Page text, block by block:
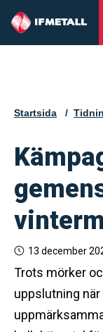
Startsida
13 december
Trots mörker
uppslutning